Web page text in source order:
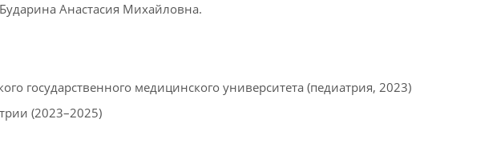
Анастасия Михайловна.
государственного медицинского университета (педиатрия, 2023)
(2023–2025)